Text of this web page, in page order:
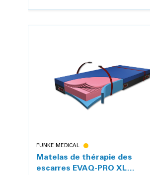
FUNKE MEDICAL
Matelas de thérapie des
escarres EVAQ-PRO XL